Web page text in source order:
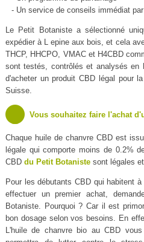
- Un service de conseils immédiat
Le Petit Botaniste a sélectionné
expédier à L epine aux bois, et cela
THCP, HHCPO, VMAC et H4CBD
sont testés, contrôlés et analysés en
d'acheter un produit CBD légal pour
Suisse.
Vous souhaitez faire l'achat
Chaque huile de chanvre CBD est
légale qui comporte moins de 0.2%
CBD du Petit Botanistesont légales
Pour les débutants CBD qui habitent
effectuer un premier achat,
Botaniste. Pourquoi ? Car il est
bon dosage selon vos besoins. En
L'huile de chanvre bio au CBD